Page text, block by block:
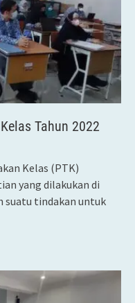
Tahun 2022
Kelas (PTK)
yang dilakukan di
suatu tindakan untuk